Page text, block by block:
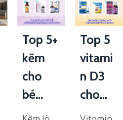
Top 5+
kẽm
cho
bé...
Top 5
vitami
n D3
cho...